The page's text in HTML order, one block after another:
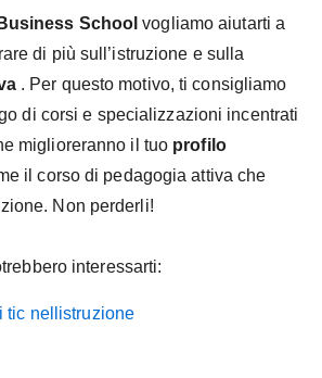
School vogliamo aiutarti a
di più sull’istruzione e sulla
. Per questo motivo, ti consigliamo
di corsi e specializzazioni incentrati
miglioreranno il tuo profilo
il corso di pedagogia attiva che
Non perderli!
interessarti:
tic nellistruzione